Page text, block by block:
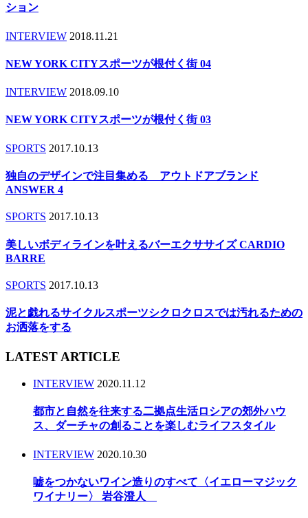
ション
INTERVIEW 2018.11.21
NEW YORK CITYスポーツが根付く街 04
INTERVIEW 2018.09.10
NEW YORK CITYスポーツが根付く街 03
SPORTS 2017.10.13
独自のデザインで注目集める アウトドアブランド
ANSWER 4
SPORTS 2017.10.13
美しいボディラインを叶えるバーエクササイズ CARDIO
BARRE
SPORTS 2017.10.13
泥と戯れるサイクルスポーツシクロクロスでは汚れるための
お洒落をする
LATEST ARTICLE
INTERVIEW 2020.11.12
都市と自然を往来する二拠点生活ロシアの郊外ハウ
ス、ダーチャの創ることを楽しむライフスタイル
INTERVIEW 2020.10.30
嘘をつかないワイン造りのすべて〈イエローマジック
ワイナリー〉 岩谷澄人